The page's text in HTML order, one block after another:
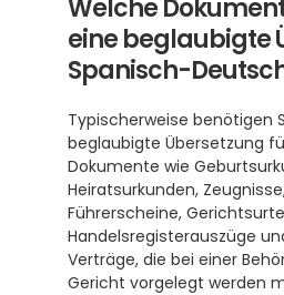
Welche
eine beglaubigte
Spanisch-
Typischerweise benötigen
beglaubigte Übersetzung
Dokumente wie
Heiratsurkunden,
Führerscheine,
Handelsregisterauszüge
Verträge, die bei einer
Gericht vorgelegt werden